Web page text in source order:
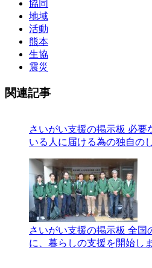
協同
地域
活動
熊本
生協
震災
関連記事
さいがい支援の掲示板 必要
いる人に届ける為の独自の
さいがい支援の掲示板 全国
に、暮らしの支援を開始し